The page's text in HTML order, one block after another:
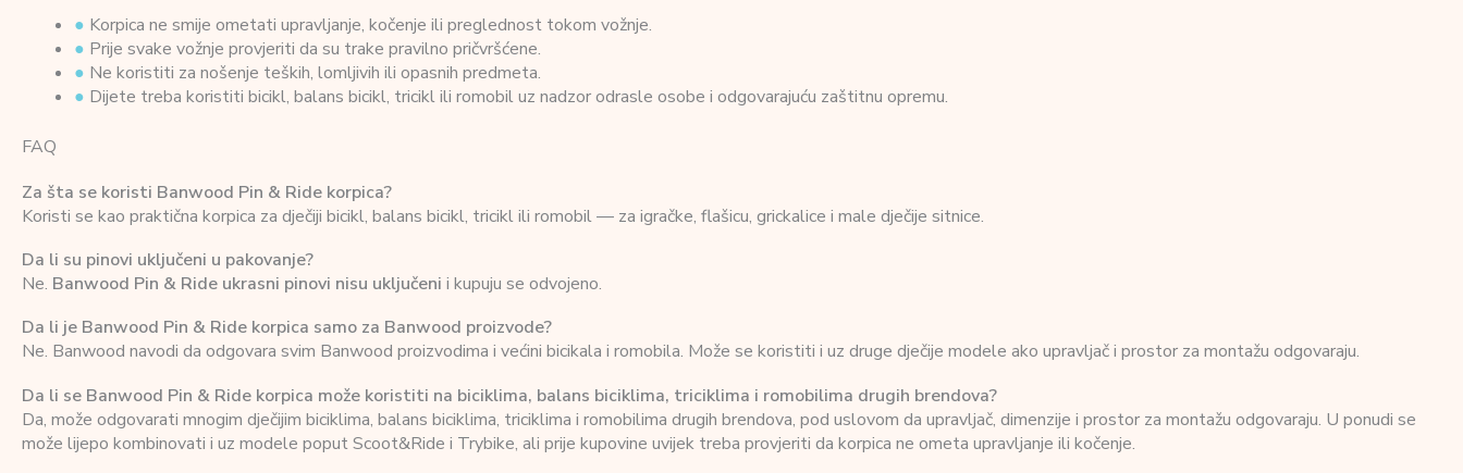
● Korpica ne smije ometati upravljanje, kočenje ili preglednost tokom vožnje.
● Prije svake vožnje provjeriti da su trake pravilno pričvršćene.
● Ne koristiti za nošenje teških, lomljivih ili opasnih predmeta.
● Dijete treba koristiti bicikl, balans bicikl, tricikl ili romobil uz nadzor odrasle osobe i odgovarajuću zaštitnu opremu.
FAQ
Za šta se koristi Banwood Pin & Ride korpica?
Koristi se kao praktična korpica za dječiji bicikl, balans bicikl, tricikl ili romobil — za igračke, flašicu, grickalice i male dječije sitnice.
Da li su pinovi uključeni u pakovanje?
Ne. Banwood Pin & Ride ukrasni pinovi nisu uključeni i kupuju se odvojeno.
Da li je Banwood Pin & Ride korpica samo za Banwood proizvode?
Ne. Banwood navodi da odgovara svim Banwood proizvodima i većini bicikala i romobila. Može se koristiti i uz druge dječije modele ako upravljač i prostor za montažu odgovaraju.
Da li se Banwood Pin & Ride korpica može koristiti na biciklima, balans biciklima, triciklima i romobilima drugih brendova?
Da, može odgovarati mnogim dječijim biciklima, balans biciklima, triciklima i romobilima drugih brendova, pod uslovom da upravljač, dimenzije i prostor za montažu odgovaraju. U ponudi se
može lijepo kombinovati i uz modele poput Scoot&Ride i Trybike, ali prije kupovine uvijek treba provjeriti da korpica ne ometa upravljanje ili kočenje.